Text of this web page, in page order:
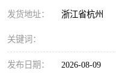
发货地址： 浙江省杭州
关键词：
发布日期： 2026-08-09
ISO27001信息安全认证